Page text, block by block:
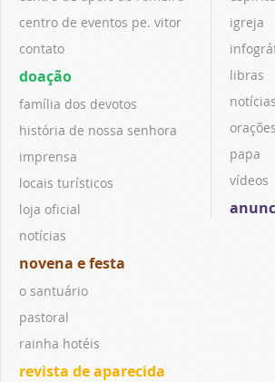
centro de eventos pe. vitor
contato
doação
família dos devotos
história de nossa senhora
imprensa
locais turísticos
loja oficial
notícias
novena e festa
o santuário
pastoral
rainha hotéis
revista de aparecida
igreja
libras
notícias
orações
papa
vídeos